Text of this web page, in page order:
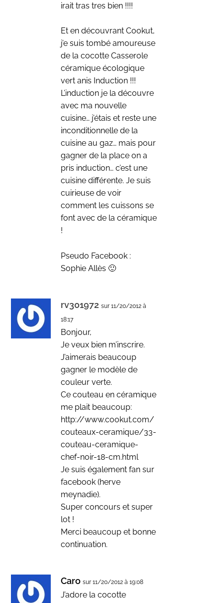
irait tras tres bien !!!!
Et en découvrant Cookut,
j’e suis tombé amoureuse
de la cocotte Casserole
céramique écologique
vert anis Induction !!!
L’induction je la découvre
avec ma nouvelle
cuisine… j’étais et reste une
inconditionnelle de la
cuisine au gaz… mais pour
gagner de la place on a
pris induction… c’est une
cuisine différente. Je suis
cuirieuse de voir
comment les cuissons se
font avec de la céramique
!
Pseudo Facebook :
Sophie Allès 🙂
rv301972 sur 11/20/2012 à
18:17
Bonjour,
Je veux bien m’inscrire.
J’aimerais beaucoup
gagner le modèle de
couleur verte.
Ce couteau en céramique
me plait beaucoup:
http://www.cookut.com/
couteaux-ceramique/33-
couteau-ceramique-
chef-noir-18-cm.html
Je suis également fan sur
facebook (herve
meynadie).
Super concours et super
lot !
Merci beaucoup et bonne
continuation.
Caro sur 11/20/2012 à 19:08
J’adore la cocotte